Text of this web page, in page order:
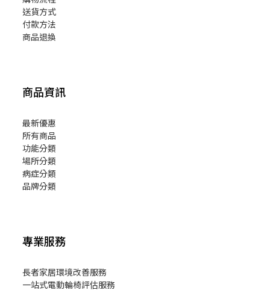
送貨方式
付款方法
商品退換
商品資訊
最新優惠
所有商品
功能分類
場所分類
病症分類
品牌分類
專業服務
長者家居環境改善服務
一站式電動輪椅評估服務